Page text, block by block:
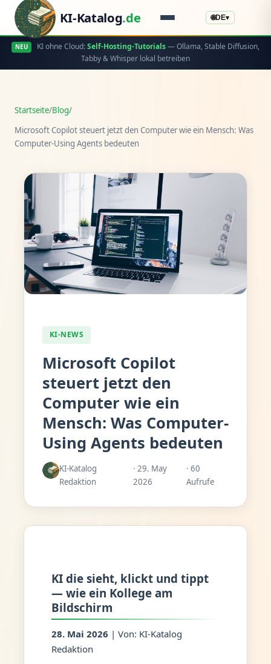
KI-Katalog.de 🌐DE▾
NEU KI ohne Cloud:Self-Hosting-Tutorials— Ollama, Stable Diffusion,
Tabby & Whisper lokal betreiben
Startseite/Blog/
Microsoft Copilot steuert jetzt den Computer wie ein Mensch: Was
Computer-Using Agents bedeuten
KI-NEWS
Microsoft Copilot
steuert jetzt den
Computer wie ein
Mensch: Was Computer-
Using Agents bedeuten
KI-Katalog
Redaktion
· 29. May
2026
· 60
Aufrufe
KI die sieht, klickt und tippt
— wie ein Kollege am
Bildschirm
28. Mai 2026 | Von: KI-Katalog
Redaktion